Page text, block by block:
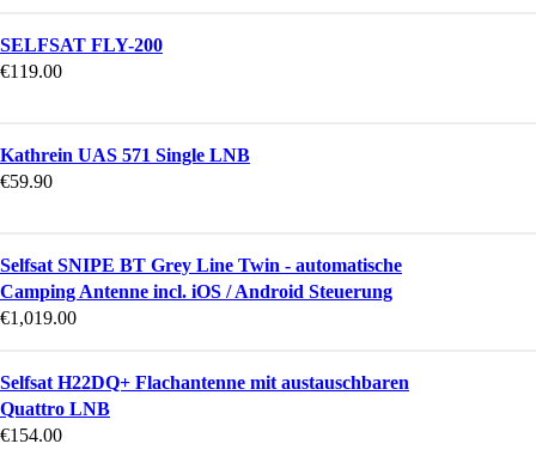
SELFSAT FLY-200
€119.00
Kathrein UAS 571 Single LNB
€59.90
Selfsat SNIPE BT Grey Line Twin - automatische
Camping Antenne incl. iOS / Android Steuerung
€1,019.00
Selfsat H22DQ+ Flachantenne mit austauschbaren
Quattro LNB
€154.00